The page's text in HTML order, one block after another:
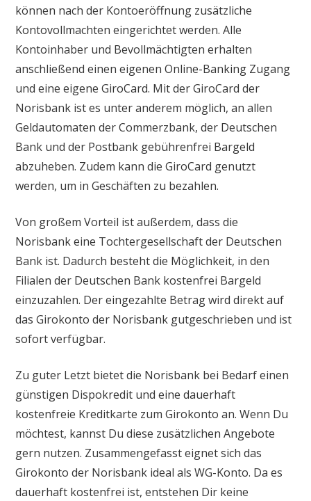
können nach der Kontoeröffnung zusätzliche
Kontovollmachten eingerichtet werden. Alle
Kontoinhaber und Bevollmächtigten erhalten
anschließend einen eigenen Online-Banking Zugang
und eine eigene GiroCard. Mit der GiroCard der
Norisbank ist es unter anderem möglich, an allen
Geldautomaten der Commerzbank, der Deutschen
Bank und der Postbank gebührenfrei Bargeld
abzuheben. Zudem kann die GiroCard genutzt
werden, um in Geschäften zu bezahlen.
Von großem Vorteil ist außerdem, dass die
Norisbank eine Tochtergesellschaft der Deutschen
Bank ist. Dadurch besteht die Möglichkeit, in den
Filialen der Deutschen Bank kostenfrei Bargeld
einzuzahlen. Der eingezahlte Betrag wird direkt auf
das Girokonto der Norisbank gutgeschrieben und ist
sofort verfügbar.
Zu guter Letzt bietet die Norisbank bei Bedarf einen
günstigen Dispokredit und eine dauerhaft
kostenfreie Kreditkarte zum Girokonto an. Wenn Du
möchtest, kannst Du diese zusätzlichen Angebote
gern nutzen. Zusammengefasst eignet sich das
Girokonto der Norisbank ideal als WG-Konto. Da es
dauerhaft kostenfrei ist, entstehen Dir keine